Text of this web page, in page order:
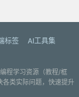
标签
AI工具集